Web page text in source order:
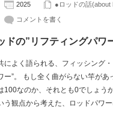
2025 ●ロッドの話(about
コメントを書く
ドの”リフティングパワ
によく語られる、フィッシング
ー”。 もし全く曲がらない竿があ
100なのか、それとも0でしょう
う観点から考えた、ロッドパワ